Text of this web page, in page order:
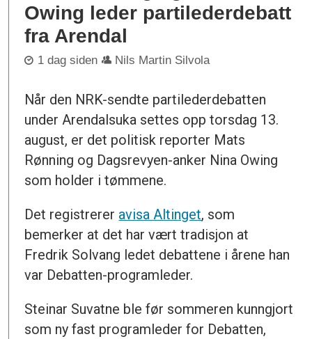
Owing leder partilederdebatt
fra Arendal
1 dag siden Nils Martin Silvola
Når den NRK-sendte partilederdebatten
under Arendalsuka settes opp torsdag 13.
august, er det politisk reporter Mats
Rønning og Dagsrevyen-anker Nina Owing
som holder i tømmene.
Det registrerer avisa Altinget, som
bemerker at det har vært tradisjon at
Fredrik Solvang ledet debattene i årene han
var Debatten-programleder.
Steinar Suvatne ble før sommeren kunngjort
som ny fast programleder for Debatten,